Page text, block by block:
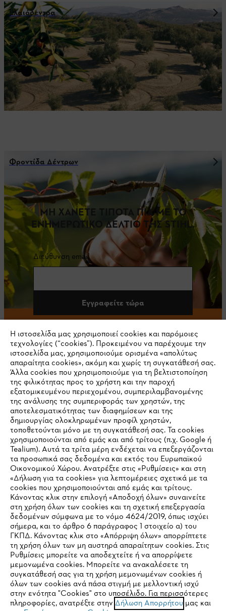
Ελαιόδεντρα
Φροντίδα Δέντρων
ΜΗ ΧΑΝΕΤΕ ΤΙΠΟΤΑ ΠΙΑ ΜΕ ΤΟ
ΕΝΗΜΕΡΩΤΙΚΟ ΔΕΛΤΙΟ ΤΗΣ STIHL.
Διεύθυνση email
Εγγραφείτε τώρα
#STIHL
Εταιρεία
STIHL Συχνές ερωτήσεις
Service
Πολιτική απορρήτου Νομικό κείμενο Cookies
Νομικές πληροφορίες
IHR BROWSER WIRD NICHT
UNTERSTÜTZT
Sie nutzen einen Browser, den wir noch nicht unterstützen. Für
eine optimale Nutzung unserer Seite empfehlen wir Ihnen, zu
einem der folgenden Browser zu wechseln:
Η ιστοσελίδα μας χρησιμοποιεί cookies και παρόμοιες
τεχνολογίες (“cookies”). Προκειμένου να παρέχουμε την
ιστοσελίδα μας, χρησιμοποιούμε ορισμένα «απολύτως
απαραίτητα cookies», ακόμη και χωρίς τη συγκατάθεσή σας.
Άλλα cookies που χρησιμοποιούμε για τη βελτιστοποίηση
της φιλικότητας προς το χρήστη και την παροχή
εξατομικευμένου περιεχομένου, συμπεριλαμβανομένης
της ανάλυσης της συμπεριφοράς των χρηστών, της
αποτελεσματικότητας των διαφημίσεων και της
δημιουργίας ολοκληρωμένων προφίλ χρηστών,
τοποθετούνται μόνο με τη συγκατάθεσή σας. Τα cookies
χρησιμοποιούνται από εμάς και από τρίτους (π.χ. Google ή
Tealium). Αυτά τα τρίτα μέρη ενδέχεται να επεξεργάζονται
τα προσωπικά σας δεδομένα και εκτός του Ευρωπαϊκού
Οικονομικού Χώρου. Ανατρέξτε στις «Ρυθμίσεις» και στη
«Δήλωση για τα cookies» για λεπτομέρειες σχετικά με τα
cookies που χρησιμοποιούνται από εμάς και τρίτους.
Κάνοντας κλικ στην επιλογή «Αποδοχή όλων» συναινείτε
στη χρήση όλων των cookies και τη σχετική επεξεργασία
δεδομένων σύμφωνα με το νόμο 4624/2019, όπως ισχύει
σήμερα, και το άρθρο 6 παράγραφος 1 στοιχείο α) του
ΓΚΠΔ. Κάνοντας κλικ στο «Απόρριψη όλων» απορρίπτετε
τη χρήση όλων των μη αυστηρά απαραίτητων cookies. Στις
Ρυθμίσεις μπορείτε να αποδεχτείτε ή να απορρίψετε
μεμονωμένα cookies. Μπορείτε να ανακαλέσετε τη
συγκατάθεσή σας για τη χρήση μεμονωμένων cookies ή
όλων των cookies ανά πάσα στιγμή με μελλοντική ισχύ
στην ενότητα "Cookies" στο υποσέλιδο. Για περισσότερες
πληροφορίες, ανατρέξτε στην Δήλωση Απορρήτου μας και